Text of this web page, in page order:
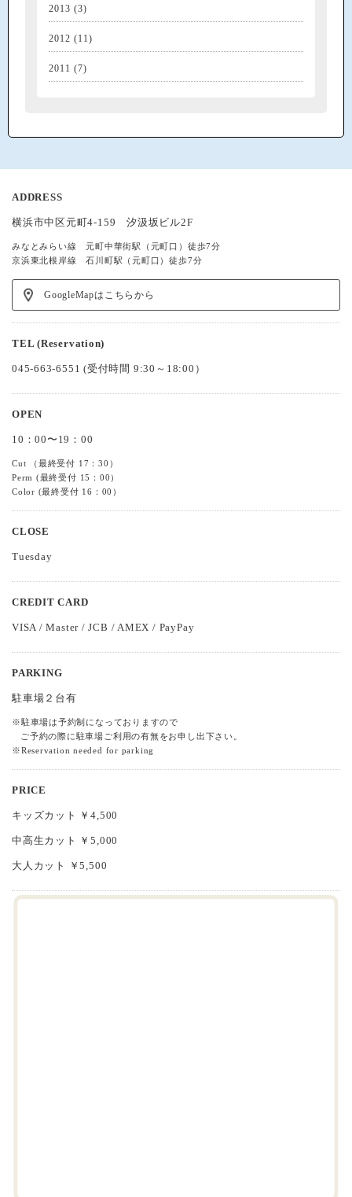
2013 (3)
2012 (11)
2011 (7)
ADDRESS
横浜市中区元町4-159 汐汲坂ビル2F
みなとみらい線 元町中華街駅（元町口）徒歩7分
京浜東北根岸線 石川町駅（元町口）徒歩7分
GoogleMapはこちらから
TEL (Reservation)
045-663-6551 (受付時間 9:30～18:00）
OPEN
10：00〜19：00
Cut （最終受付 17：30）
Perm (最終受付 15：00）
Color (最終受付 16：00）
CLOSE
Tuesday
CREDIT CARD
VISA / Master / JCB / AMEX / PayPay
PARKING
駐車場２台有
※駐車場は予約制になっておりますので
ご予約の際に駐車場ご利用の有無をお申し出下さい。
※Reservation needed for parking
PRICE
キッズカット ￥4,500
中高生カット ￥5,000
大人カット ￥5,500